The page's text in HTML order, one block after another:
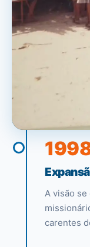
A visão
carentes